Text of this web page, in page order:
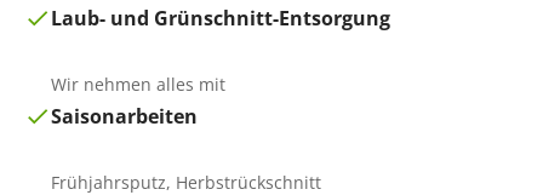
Laub- und Grünschnitt-Entsorgung
Wir nehmen alles mit
Saisonarbeiten
Frühjahrsputz, Herbstrückschnitt